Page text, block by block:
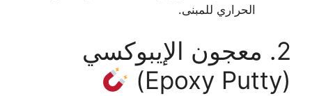
الحراري للمبنى.
2. معجون الإيبوكسي
(Epoxy Putty)